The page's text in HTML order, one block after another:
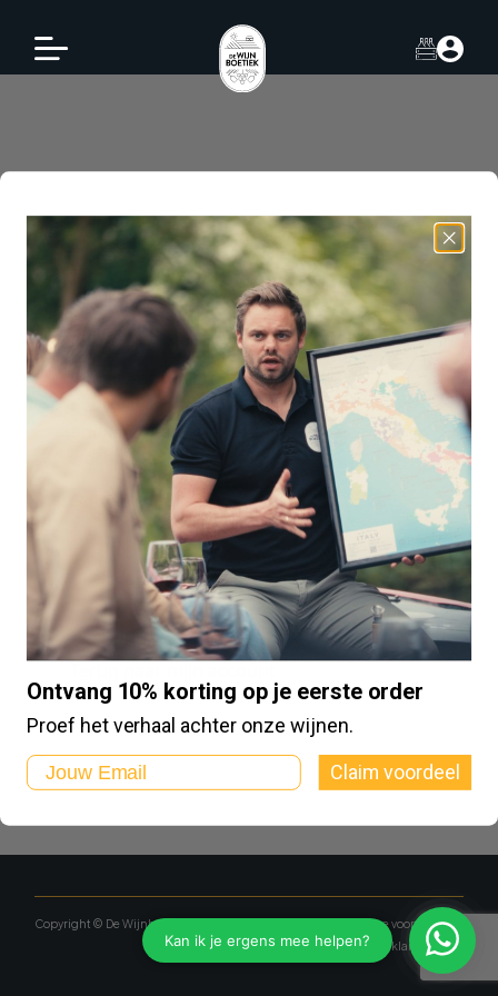
Wachtwoord vergeten?
Wachtwoord vergeten? Voer je
gebruikersnaam of e-mailadres in. Je
ontvangt een link via e-mail om een nieuw
wachtwoord in te stellen.
Gebruikersnaam of e-mailadres *
Reset wachtwoord
Copyright © De Wijnboetiek
Algemene voorwaarden
Privacy verklaring
Ontvang 10% korting op je eerste order
Proef het verhaal achter onze wijnen.
Email Claim voordeel